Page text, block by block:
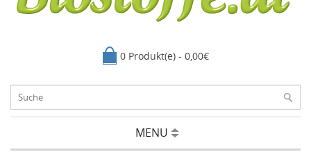
0 Produkt(e) - 0,00€
MENU